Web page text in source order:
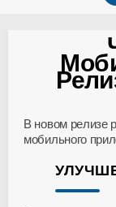
В новом релизе
мобильного